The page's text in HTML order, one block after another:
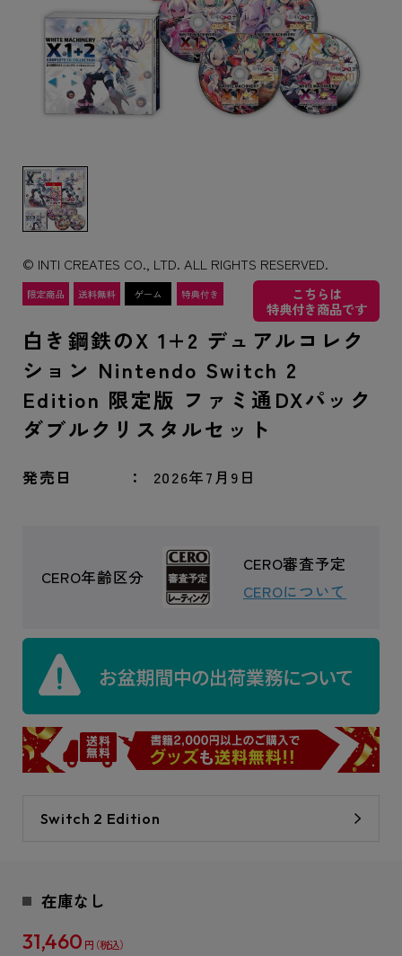
© INTI CREATES CO., LTD. ALL RIGHTS RESERVED.
こちらは
特典付き商品です
白き鋼鉄のX 1+2 デュアルコレク
ション Nintendo Switch 2
Edition 限定版 ファミ通DXパック
ダブルクリスタルセット
発売日 2026年7月9日
CERO年齢区分
CERO審査予定
CEROについて
Switch 2 Edition
在庫なし
31,460 円